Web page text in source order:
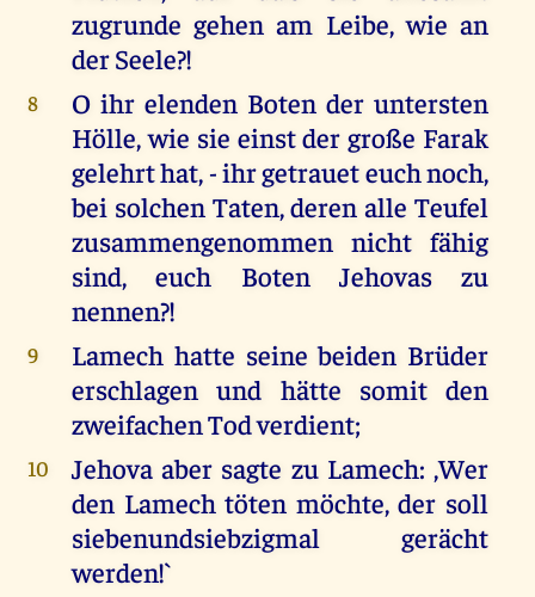
zugrunde gehen am Leibe, wie an
der Seele?!
8
O ihr elenden Boten der untersten
Hölle, wie sie einst der große Farak
gelehrt hat, - ihr getrauet euch noch,
bei solchen Taten, deren alle Teufel
zusammengenommen nicht fähig
sind, euch Boten Jehovas zu
nennen?!
9
Lamech hatte seine beiden Brüder
erschlagen und hätte somit den
zweifachen Tod verdient;
10
Jehova aber sagte zu Lamech: ,Wer
den Lamech töten möchte, der soll
siebenundsiebzigmal gerächt
werden!`